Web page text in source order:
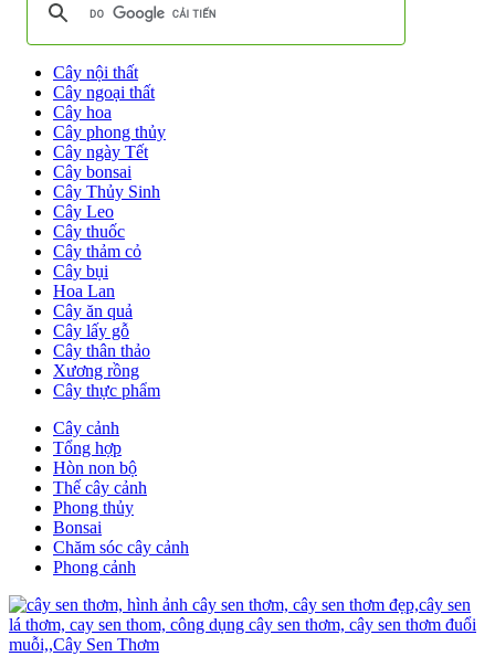
Cây nội thất
Cây ngoại thất
Cây hoa
Cây phong thủy
Cây ngày Tết
Cây bonsai
Cây Thủy Sinh
Cây Leo
Cây thuốc
Cây thảm cỏ
Cây bụi
Hoa Lan
Cây ăn quả
Cây lấy gỗ
Cây thân thảo
Xương rồng
Cây thực phẩm
Cây cảnh
Tổng hợp
Hòn non bộ
Thế cây cảnh
Phong thủy
Bonsai
Chăm sóc cây cảnh
Phong cảnh